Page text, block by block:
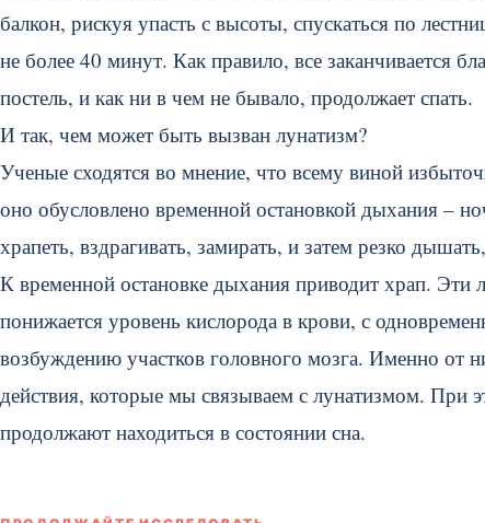
балкон, рискуя упасть с высоты, спускаться по
не более 40 минут. Как правило, все заканчивается
постель, и как ни в чем не бывало, продолжает спать.
И так, чем может быть вызван лунатизм?
Ученые сходятся во мнение, что всему виной
оно обусловлено временной остановкой дыхания –
храпеть, вздрагивать, замирать, и затем резко
К временной остановке дыхания приводит храп. Эти
понижается уровень кислорода в крови, с
возбуждению участков головного мозга. Именно от
действия, которые мы связываем с лунатизмом. При
продолжают находиться в состоянии сна.